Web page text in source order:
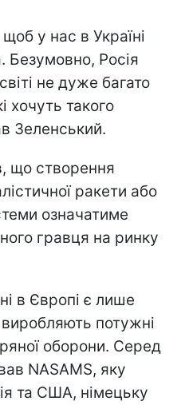
у нас в Україні
Безумовно, Росія
не дуже багато
хочуть такого
Зеленський.
що створення
ракети або
означатиме
гравця на ринку
в Європі є лише
виробляють потужні
оборони. Серед
NASAMS, яку
та США, німецьку